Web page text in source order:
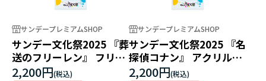
サンデープレミアムSHOP
サンデー文化祭2025 『葬
送のフリーレン』 フリー
レン アクリルスタンド
2,200円
サンデープレミアムSHOP
サンデー文化祭2025 『名
探偵コナン』 アクリルス
タンド
2,200円